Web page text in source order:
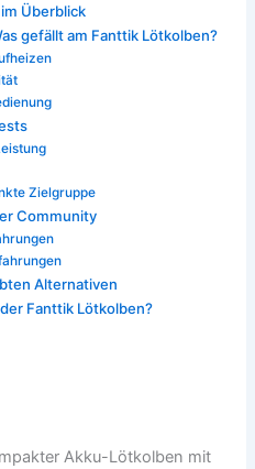
Überblick
gefällt am Fanttik Lötkolben?
Zielgruppe
Community
Alternativen
Fanttik Lötkolben?
Akku-Lötkolben mit